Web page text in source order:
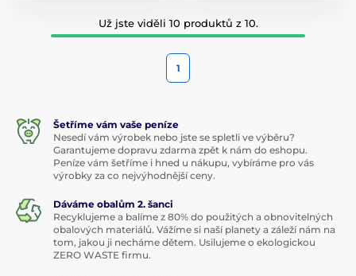
Už jste viděli 10 produktů z 10.
1
Šetříme vám vaše peníze
Nesedí vám výrobek nebo jste se spletli ve výběru?
Garantujeme dopravu zdarma zpět k nám do eshopu.
Peníze vám šetříme i hned u nákupu, vybíráme pro vás
výrobky za co nejvýhodnější ceny.
Dáváme obalům 2. šanci
Recyklujeme a balíme z 80% do použitých a obnovitelných
obalových materiálů. Vážíme si naší planety a záleží nám na
tom, jakou ji necháme dětem. Usilujeme o ekologickou
ZERO WASTE firmu.